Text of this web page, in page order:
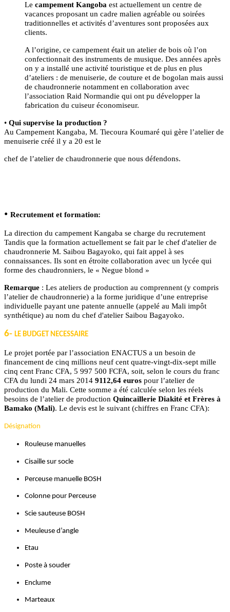
Le campement Kangoba est actuellement un centre de
vacances proposant un cadre malien agréable ou soirées
traditionnelles et activités d’aventures sont proposées aux
clients.
A l’origine, ce campement était un atelier de bois où l’on
confectionnait des instruments de musique. Des années après
on y a installé une activité touristique et de plus en plus
d’ateliers : de menuiserie, de couture et de bogolan mais aussi
de chaudronnerie notamment en collaboration avec
l’association Raid Normandie qui ont pu développer la
fabrication du cuiseur économiseur.
• Qui supervise la production ?
Au Campement Kangaba, M. Tiecoura Koumaré qui gère l’atelier de
menuiserie créé il y a 20 est le
chef de l’atelier de chaudronnerie que nous défendons.
• Recrutement et formation:
La direction du campement Kangaba se charge du recrutement
Tandis que la formation actuellement se fait par le chef d'atelier de
chaudronnerie M. Saibou Bagayoko, qui fait appel à ses
connaissances. Ils sont en étroite collaboration avec un lycée qui
forme des chaudronniers, le « Negue blond »
Remarque : Les ateliers de production au comprennent (y compris
l’atelier de chaudronnerie) a la forme juridique d’une entreprise
individuelle payant une patente annuelle (appelé au Mali impôt
synthétique) au nom du chef d'atelier Saibou Bagayoko.
6- LE BUDGET NECESSAIRE
Le projet portée par l’association ENACTUS a un besoin de
financement de cinq millions neuf cent quatre-vingt-dix-sept mille
cinq cent Franc CFA, 5 997 500 FCFA, soit, selon le cours du franc
CFA du lundi 24 mars 2014 9112,64 euros pour l’atelier de
production du Mali. Cette somme a été calculée selon les réels
besoins de l’atelier de production Quincaillerie Diakité et Frères à
Bamako (Mali). Le devis est le suivant (chiffres en Franc CFA):
Désignation
Rouleuse manuelles
Cisaille sur socle
Perceuse manuelle BOSH
Colonne pour Perceuse
Scie sauteuse BOSH
Meuleuse d’angle
Etau
Poste à souder
Enclume
Marteaux